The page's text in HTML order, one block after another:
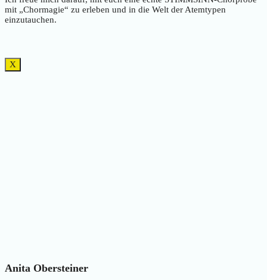
mit „Chormagie“ zu erleben und in die Welt der Atemtypen
einzutauchen.
X
Anita Obersteiner